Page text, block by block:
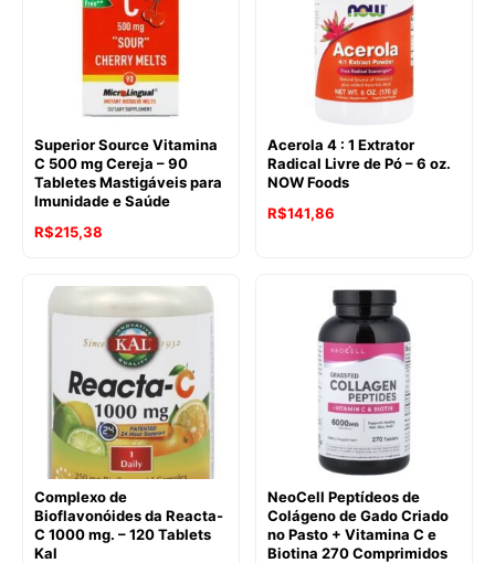
Superior Source Vitamina
C 500 mg Cereja – 90
Tabletes Mastigáveis para
Imunidade e Saúde
R$215,38
Acerola 4 : 1 Extrator
Radical Livre de Pó – 6 oz.
NOW Foods
R$141,86
Complexo de
Bioflavonóides da Reacta-
C 1000 mg. – 120 Tablets
Kal
NeoCell Peptídeos de
Colágeno de Gado Criado
no Pasto + Vitamina C e
Biotina 270 Comprimidos